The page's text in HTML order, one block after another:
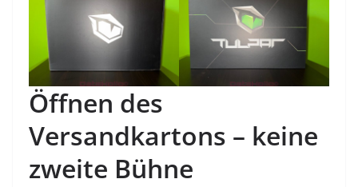
Öffnen des
Versandkartons – keine
zweite Bühne